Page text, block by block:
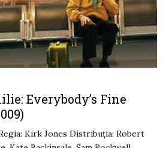
Everybody’s Fine
Kirk Jones Distribuția: Robert